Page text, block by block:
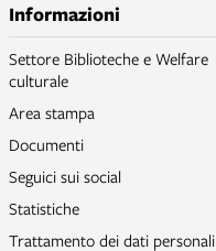
Informazioni
Settore Biblioteche e Welfare
culturale
Area stampa
Documenti
Seguici sui social
Statistiche
Trattamento dei dati personali